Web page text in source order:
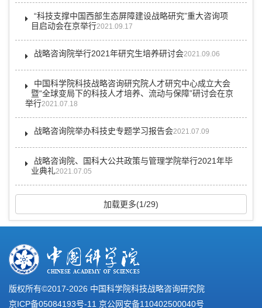
“科技支撑中国西部生态屏障建设战略研究”重大咨询项
目启动会在京举行2021.09.17
战略咨询院举行2021年研究生培养研讨会2021.09.06
中国科学院科技战略咨询研究院人才研究中心成立大会
暨“全球变局下的科技人才培养、流动与保障”研讨会在京
举行2021.07.18
战略咨询院举办科技史专题学习报告会2021.07.09
战略咨询院、国科大公共政策与管理学院举行2021年毕
业典礼2021.07.05
加载更多(1/29)
版权所有©2017-2026 中国科学院科技战略咨询研究院
京ICP备05084193号-11 京公网安备110402500040号